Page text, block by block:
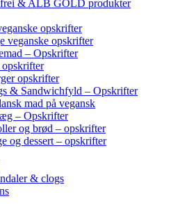
& ALB GOLD produkter
opskrifter
veganske opskrifter
– Opskrifter
opskrifter
& Sandwichfyld – Opskrifter
mad på vegansk
– Opskrifter
og brød – opskrifter
og dessert – opskrifter
& clogs